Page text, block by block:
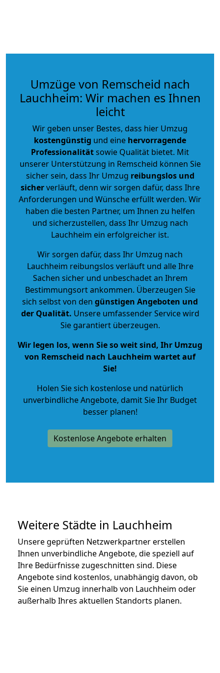
Umzüge von Remscheid nach
Lauchheim: Wir machen es Ihnen
leicht
Wir geben unser Bestes, dass hier Umzug
kostengünstig und eine hervorragende
Professionalitätsowie Qualität bietet. Mit
unserer Unterstützung in Remscheid können Sie
sicher sein, dass Ihr Umzug reibungslos und
sicherverläuft, denn wir sorgen dafür, dass Ihre
Anforderungen und Wünsche erfüllt werden. Wir
haben die besten Partner, um Ihnen zu helfen
und sicherzustellen, dass Ihr Umzug nach
Lauchheim ein erfolgreicher ist.
Wir sorgen dafür, dass Ihr Umzug nach
Lauchheim reibungslos verläuft und alle Ihre
Sachen sicher und unbeschadet an Ihrem
Bestimmungsort ankommen. Überzeugen Sie
sich selbst von den günstigen Angeboten und
der Qualität. Unsere umfassender Service wird
Sie garantiert überzeugen.
Wir legen los, wenn Sie so weit sind, Ihr Umzug
von Remscheid nach Lauchheim wartet auf
Sie!
Holen Sie sich kostenlose und natürlich
unverbindliche Angebote, damit Sie Ihr Budget
besser planen!
Kostenlose Angebote erhalten
Weitere Städte in Lauchheim
Unsere geprüften Netzwerkpartner erstellen
Ihnen unverbindliche Angebote, die speziell auf
Ihre Bedürfnisse zugeschnitten sind. Diese
Angebote sind kostenlos, unabhängig davon, ob
Sie einen Umzug innerhalb von Lauchheim oder
außerhalb Ihres aktuellen Standorts planen.